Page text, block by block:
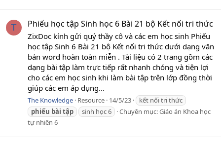
T Phiếu học tập Sinh học 6 Bài 21 bộ Kết nối tri thức
ZixDoc kính gửi quý thầy cô và các em học sinh Phiếu
học tập Sinh 6 Bài 21 bộ Kết nối tri thức dưới dạng văn
bản word hoàn toàn miễn . Tài liệu có 2 trang gồm các
dạng bài tập làm trực tiếp rất nhanh chóng và tiện lợi
cho các em học sinh khi làm bài tập trên lớp đồng thời
giúp các em áp dụng...
The Knowledge Resource 14/5/23
kết nối tri thức
phiếu bài tập sinh học 6 Chuyên mục:Giáo án Khoa học
tự nhiên 6